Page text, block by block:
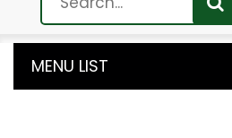
MENU LIST